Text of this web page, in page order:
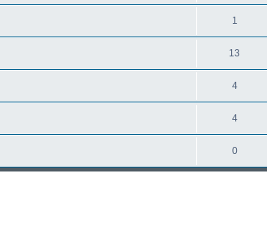
1
13
4
4
0